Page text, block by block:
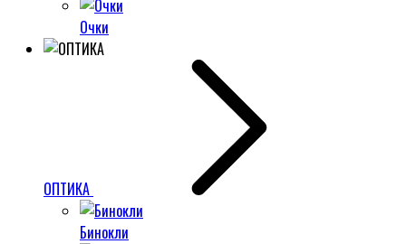
Очки
ОПТИКА
Бинокли